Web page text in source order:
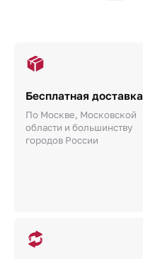
Бесплатная доставка
По Москве, Московской
области и большинству
городов России